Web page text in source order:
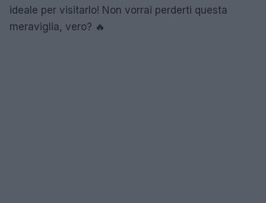
ideale per visitarlo! Non vorrai perderti questa
meraviglia, vero? 🔥